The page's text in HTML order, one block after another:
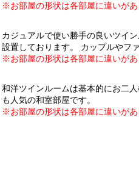
※お部屋の形状は各部屋に違いがあ
カジュアルで使い勝手の良いツイ
設置しております。 カップルやフ
※お部屋の形状は各部屋に違いがあ
和洋ツインルームは基本的にお二
も人気の和室部屋です。
※お部屋の形状は各部屋に違いがあ